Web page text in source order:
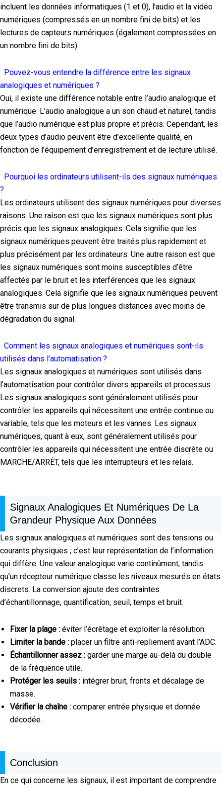
incluent les données informatiques (1 et 0), l’audio et la vidéo
numériques (compressés en un nombre fini de bits) et les
lectures de capteurs numériques (également compressées en
un nombre fini de bits).
Pouvez-vous entendre la différence entre les signaux
analogiques et numériques ?
Oui, il existe une différence notable entre l’audio analogique et
numérique. L’audio analogique a un son chaud et naturel, tandis
que l’audio numérique est plus propre et précis. Cependant, les
deux types d’audio peuvent être d’excellente qualité, en
fonction de l’équipement d’enregistrement et de lecture utilisé.
Pourquoi les ordinateurs utilisent-ils des signaux numériques
?
Les ordinateurs utilisent des signaux numériques pour diverses
raisons. Une raison est que les signaux numériques sont plus
précis que les signaux analogiques. Cela signifie que les
signaux numériques peuvent être traités plus rapidement et
plus précisément par les ordinateurs. Une autre raison est que
les signaux numériques sont moins susceptibles d’être
affectés par le bruit et les interférences que les signaux
analogiques. Cela signifie que les signaux numériques peuvent
être transmis sur de plus longues distances avec moins de
dégradation du signal.
Comment les signaux analogiques et numériques sont-ils
utilisés dans l’automatisation ?
Les signaux analogiques et numériques sont utilisés dans
l’automatisation pour contrôler divers appareils et processus.
Les signaux analogiques sont généralement utilisés pour
contrôler les appareils qui nécessitent une entrée continue ou
variable, tels que les moteurs et les vannes. Les signaux
numériques, quant à eux, sont généralement utilisés pour
contrôler les appareils qui nécessitent une entrée discrète ou
MARCHE/ARRÊT, tels que les interrupteurs et les relais.
Signaux Analogiques Et Numériques De La
Grandeur Physique Aux Données
Les signaux analogiques et numériques sont des tensions ou
courants physiques ; c’est leur représentation de l’information
qui diffère. Une valeur analogique varie continûment, tandis
qu’un récepteur numérique classe les niveaux mesurés en états
discrets. La conversion ajoute des contraintes
d’échantillonnage, quantification, seuil, temps et bruit.
Fixer la plage : éviter l’écrêtage et exploiter la résolution.
Limiter la bande : placer un filtre anti-repliement avant l’ADC.
Échantillonner assez : garder une marge au-delà du double
de la fréquence utile.
Protéger les seuils : intégrer bruit, fronts et décalage de
masse.
Vérifier la chaîne : comparer entrée physique et donnée
décodée.
Conclusion
En ce qui concerne les signaux, il est important de comprendre